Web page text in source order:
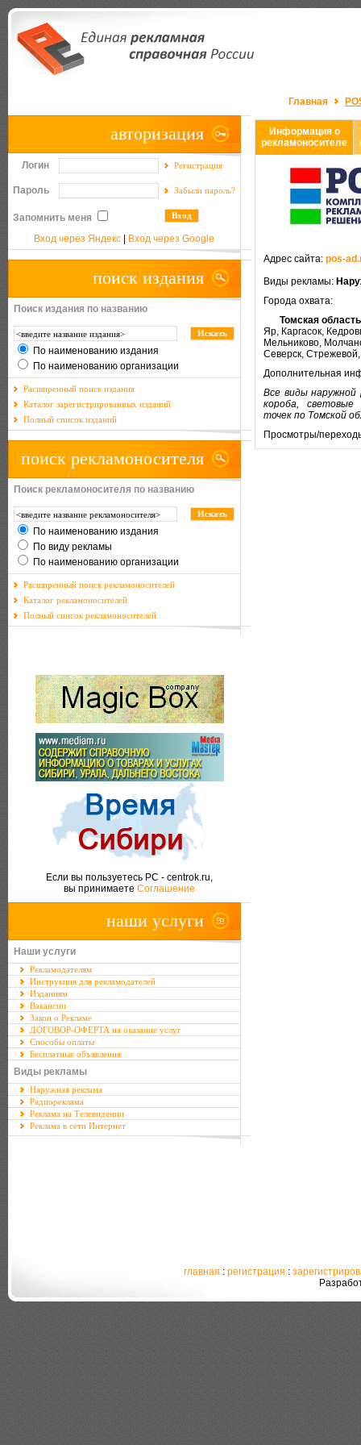
Главная
авторизация
Логин Регистрация
Пароль Забыли пароль?
Запомнить меня
Вход через Яндекс
Вход через Google
поиск издания
Поиск издания по названию
По наименованию издания
По наименованию организации
Расширенный поиск издания
Каталог зарегистрированных изданий
Полный список изданий
поиск рекламоносителя
Поиск рекламоносителя по названию
По наименованию издания
По виду рекламы
По наименованию организации
Расширенный поиск рекламоносителей
Каталог рекламоносителей
Полный список рекламоносителей
Если вы пользуетесь PC - centrok.ru,
вы принимаете Соглашение
наши услуги
Наши услуги
Рекламодателям
Инструкция для рекламодателей
Изданиям
Вакансии
Закон о Рекламе
ДОГОВОР-ОФЕРТА на оказание услуг
Способы оплаты
Бесплатные объявления
Виды рекламы
Наружная реклама
Радиореклама
Реклама на Телевидении
Реклама в сети Интернет
Информация о
рекламоносителе
Адрес сайта: pos-
Виды рекламы:
Города охвата:
Томская
Яр, Каргасок,
Мельниково,
Северск, Стрежевой,
Дополнительная
Все виды
короба, световые
точек по Томской
Просмотры/
главная : регистрация :